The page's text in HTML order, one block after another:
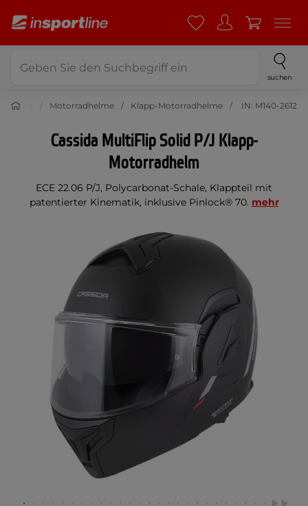
suchen
Moto Motorradhelme Klapp-Motorradhelme IN: M140-2612
Cassida MultiFlip Solid P/J Klapp-
Motorradhelm
ECE 22.06 P/J, Polycarbonat-Schale, Klappteil mit
patentierter Kinematik, inklusive Pinlock® 70. mehr